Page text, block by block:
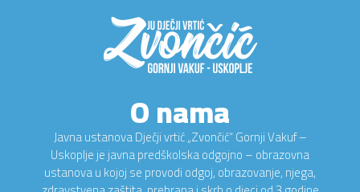
O nama
Javna ustanova Dječji vrtić „Zvončić“ Gornji Vakuf –
Uskoplje je javna predškolska odgojno – obrazovna
ustanova u kojoj se provodi odgoj, obrazovanje, njega,